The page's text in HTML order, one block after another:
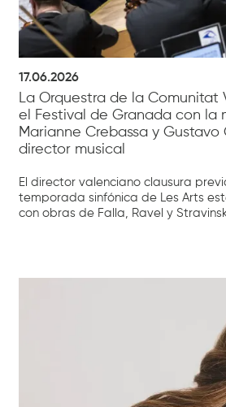
17.06.2026
La Orquestra de la Comunitat
el Festival de Granada con la
Marianne Crebassa y
director musical
El director valenciano clausura
temporada sinfónica de Les Arts
con obras de Falla, Ravel y